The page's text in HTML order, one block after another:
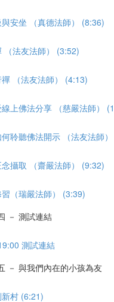
安坐 （真德法師） (8:36)
（法友法師） (3:52)
（法友法師） (4:13)
上佛法分享 （慈嚴法師）
聆聽佛法開示 （法友法師
攝取 （齋嚴法師） (9:32)
習（瑞嚴法師） (3:39)
－ 測試連結
測試連結
－ 與我們內在的小孩為友
村 (6:21)